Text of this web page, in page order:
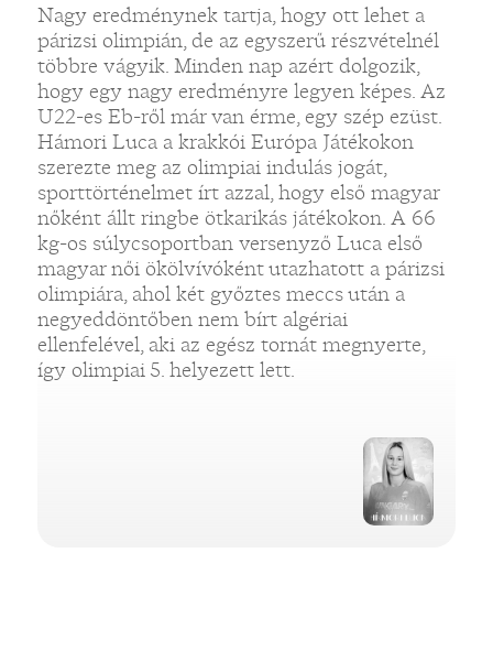
Nagy eredménynek tartja, hogy ott lehet a
párizsi olimpián, de az egyszerű részvételnél
többre vágyik. Minden nap azért dolgozik,
hogy egy nagy eredményre legyen képes. Az
U22-es Eb-ről már van érme, egy szép ezüst.
Hámori Luca a krakkói Európa Játékokon
szerezte meg az olimpiai indulás jogát,
sporttörténelmet írt azzal, hogy első magyar
nőként állt ringbe ötkarikás játékokon. A 66
kg-os súlycsoportban versenyző Luca első
magyar női ökölvívóként utazhatott a párizsi
olimpiára, ahol két győztes meccs után a
negyeddöntőben nem bírt algériai
ellenfelével, aki az egész tornát megnyerte,
így olimpiai 5. helyezett lett.